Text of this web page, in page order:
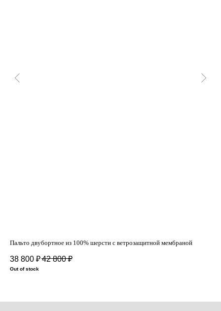
Пальто двубортное из 100% шерсти с ветрозащитной мембраной
38 800 ₽42 800 ₽
Out of stock